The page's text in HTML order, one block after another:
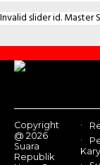
Invalid slider id. Master
Contact
Us
Copyright
@ 2026
Suara
Republik